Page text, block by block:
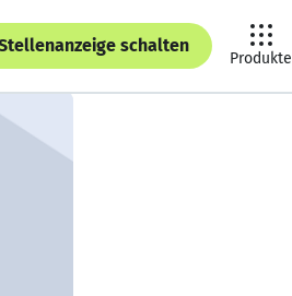
schalten
Produkte